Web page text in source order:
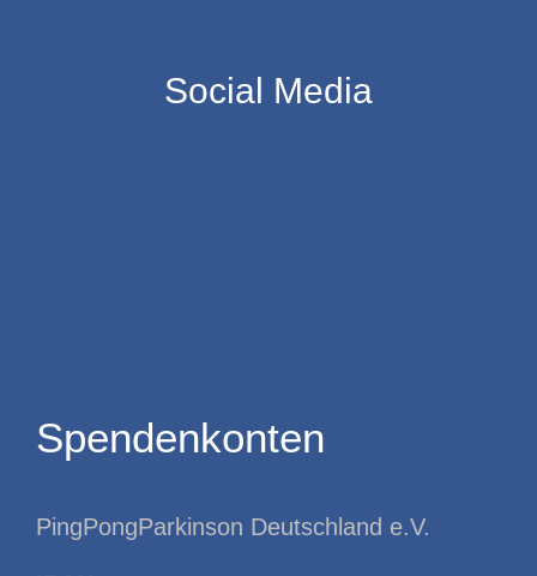
Social Media
Spendenkonten
PingPongParkinson Deutschland e.V.